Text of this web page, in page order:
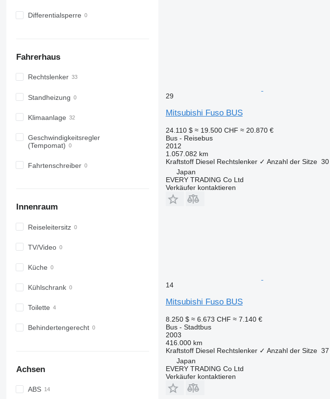
Differentialsperre
Fahrerhaus
Rechtslenker
Standheizung
Klimaanlage
Geschwindigkeitsregler
(Tempomat)
Fahrtenschreiber
Innenraum
Reiseleitersitz
TV/Video
Küche
Kühlschrank
Toilette
Behindertengerecht
Achsen
ABS
29
Mitsubishi Fuso BUS
24.110 $ ≈ 19.500 CHF ≈ 20.870 €
Bus - Reisebus
2012
1.057.082 km
Kraftstoff Diesel Rechtslenker ✓ Anzahl der Sitze 30
Japan
EVERY TRADING Co Ltd
Verkäufer kontaktieren
14
Mitsubishi Fuso BUS
8.250 $ ≈ 6.673 CHF ≈ 7.140 €
Bus - Stadtbus
2003
416.000 km
Kraftstoff Diesel Rechtslenker ✓ Anzahl der Sitze 37
Japan
EVERY TRADING Co Ltd
Verkäufer kontaktieren